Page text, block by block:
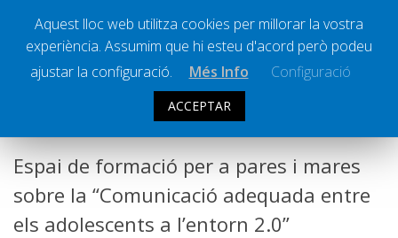
Ràdio Calella Televisió
Espai de formació per a pares i mares
sobre la “Comunicació adequada entre
els adolescents a l’entorn 2.0”
Aquest lloc web utilitza cookies per millorar la vostra
experiència. Assumim que hi esteu d'acord però podeu
ajustar la configuració.
Més Info Configuració
ACCEPTAR